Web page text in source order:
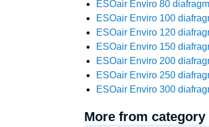
ESOair Enviro 80
ESOair Enviro 100
ESOair Enviro 120
ESOair Enviro 150
ESOair Enviro 200
ESOair Enviro 250
ESOair Enviro 300
More from category